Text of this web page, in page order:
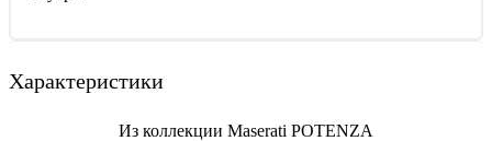
Характеристики
Из коллекции Maserati POTENZA